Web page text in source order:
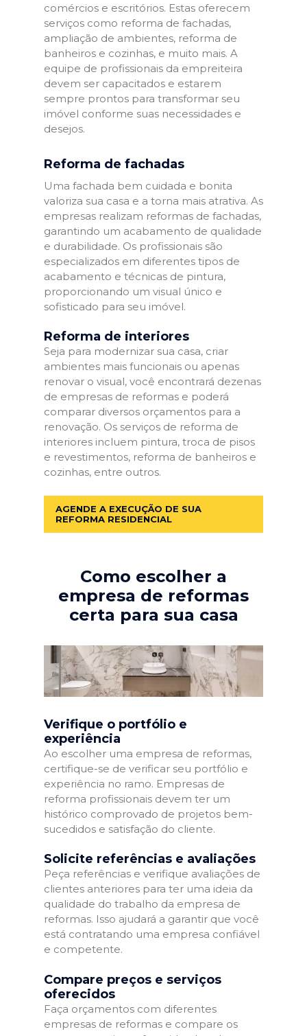
comércios e escritórios. Estas oferecem
serviços como reforma de fachadas,
ampliação de ambientes, reforma de
banheiros e cozinhas, e muito mais. A
equipe de profissionais da empreiteira
devem ser capacitados e estarem
sempre prontos para transformar seu
imóvel conforme suas necessidades e
desejos.
Reforma de fachadas
Uma fachada bem cuidada e bonita
valoriza sua casa e a torna mais atrativa. As
empresas realizam reformas de fachadas,
garantindo um acabamento de qualidade
e durabilidade. Os profissionais são
especializados em diferentes tipos de
acabamento e técnicas de pintura,
proporcionando um visual único e
sofisticado para seu imóvel.
Reforma de interiores
Seja para modernizar sua casa, criar
ambientes mais funcionais ou apenas
renovar o visual, você encontrará dezenas
de empresas de reformas e poderá
comparar diversos orçamentos para a
renovação. Os serviços de reforma de
interiores incluem pintura, troca de pisos
e revestimentos, reforma de banheiros e
cozinhas, entre outros.
AGENDE A EXECUÇÃO DE SUA
REFORMA RESIDENCIAL
Como escolher a
empresa de reformas
certa para sua casa
Verifique o portfólio e
experiência
Ao escolher uma empresa de reformas,
certifique-se de verificar seu portfólio e
experiência no ramo. Empresas de
reforma profissionais devem ter um
histórico comprovado de projetos bem-
sucedidos e satisfação do cliente.
Solicite referências e avaliações
Peça referências e verifique avaliações de
clientes anteriores para ter uma ideia da
qualidade do trabalho da empresa de
reformas. Isso ajudará a garantir que você
está contratando uma empresa confiável
e competente.
Compare preços e serviços
oferecidos
Faça orçamentos com diferentes
empresas de reformas e compare os